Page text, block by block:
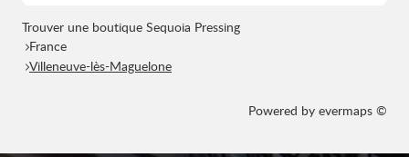
Trouver une boutique Sequoia Pressing
France
Villeneuve-lès-Maguelone
Powered by evermaps ©